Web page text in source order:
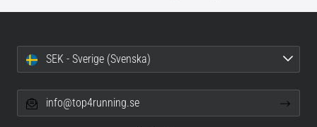
SEK - Sverige (Svenska)
info@top4running.se